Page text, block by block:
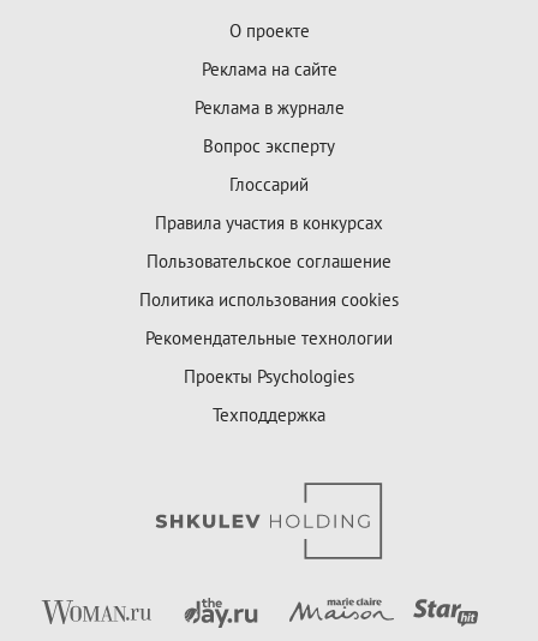
О проекте
Реклама на сайте
Реклама в журнале
Вопрос эксперту
Глоссарий
Правила участия в конкурсах
Пользовательское соглашение
Политика использования cookies
Рекомендательные технологии
Проекты Psychologies
Техподдержка